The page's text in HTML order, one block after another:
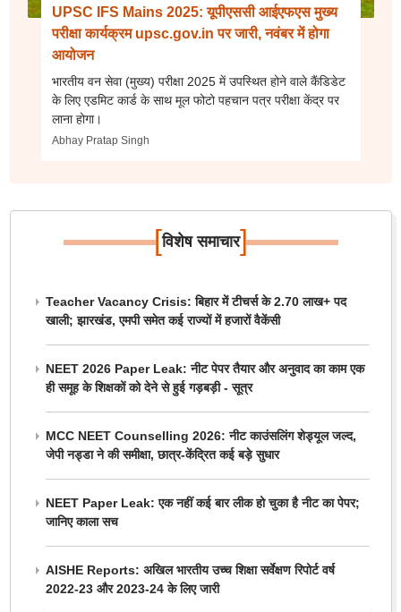
UPSC IFS Mains 2025: यूपीएससी आईएफएस मुख्य
परीक्षा कार्यक्रम upsc.gov.in पर जारी, नवंबर में होगा
आयोजन
भारतीय वन सेवा (मुख्य) परीक्षा 2025 में उपस्थित होने वाले कैंडिडेट
के लिए एडमिट कार्ड के साथ मूल फोटो पहचान पत्र परीक्षा केंद्र पर
लाना होगा।
Abhay Pratap Singh
[विशेष समाचार]
Teacher Vacancy Crisis: बिहार में टीचर्स के 2.70 लाख+ पद
खाली; झारखंड, एमपी समेत कई राज्यों में हजारों वैकेंसी
NEET 2026 Paper Leak: नीट पेपर तैयार और अनुवाद का काम एक
ही समूह के शिक्षकों को देने से हुई गड़बड़ी - सूत्र
MCC NEET Counselling 2026: नीट काउंसलिंग शेड्यूल जल्द,
जेपी नड्डा ने की समीक्षा, छात्र-केंद्रित कई बड़े सुधार
NEET Paper Leak: एक नहीं कई बार लीक हो चुका है नीट का पेपर;
जानिए काला सच
AISHE Reports: अखिल भारतीय उच्च शिक्षा सर्वेक्षण रिपोर्ट वर्ष
2022-23 और 2023-24 के लिए जारी